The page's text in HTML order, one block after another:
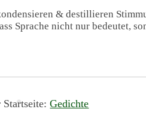
& destillieren
Sprache nicht nur bedeutet,
Startseite:Gedichte